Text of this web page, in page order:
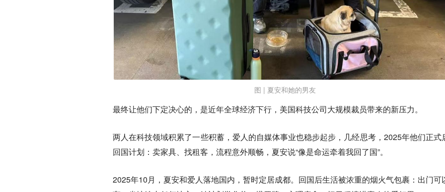
图 | 夏安和她的男友
最终让他们下定决心的，是近年全球经济下行， 美国科技公司大规模裁员带来的新压力。
两人在科技领域积累了一些积蓄，爱人的自媒体事业也稳步起步，几经思考，2025年他们正式
回国计划：卖家具、找租客，流程意外顺畅，夏安说“像是命运牵着我回了国”。
2025年10月，夏安和爱人落地国内，暂时定居成都。回国后生活被浓重的烟火气包裹：出门可